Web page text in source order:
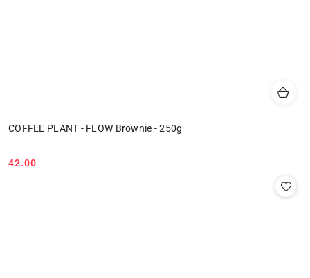
COFFEE PLANT - FLOW Brownie - 250g
Cena:
42.00